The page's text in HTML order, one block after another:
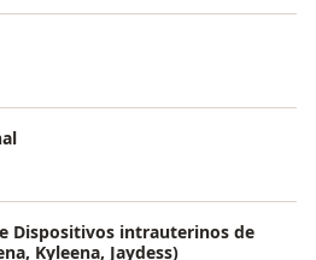
Dispositivos intrauterinos de
Kyleena, Jaydess)